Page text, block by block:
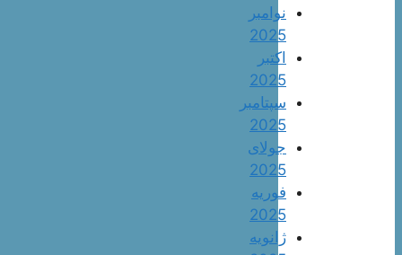
نوامبر
2025
اکتبر
2025
سپتامبر
2025
جولای
2025
فوریه
2025
ژانویه